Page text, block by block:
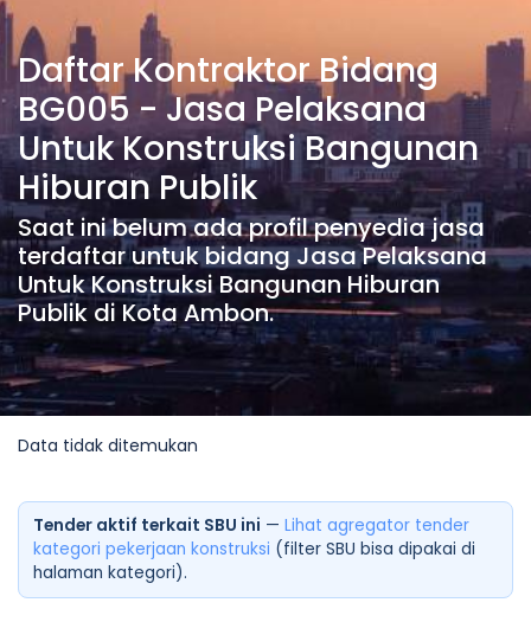
Daftar Kontraktor Bidang
BG005 - Jasa Pelaksana
Untuk Konstruksi Bangunan
Hiburan Publik
Saat ini belum ada profil penyedia jasa
terdaftar untuk bidang Jasa Pelaksana
Untuk Konstruksi Bangunan Hiburan
Publik di Kota Ambon.
Data tidak ditemukan
Tender aktif terkait SBU ini — Lihat agregator tender
kategori pekerjaan konstruksi (filter SBU bisa dipakai di
halaman kategori).